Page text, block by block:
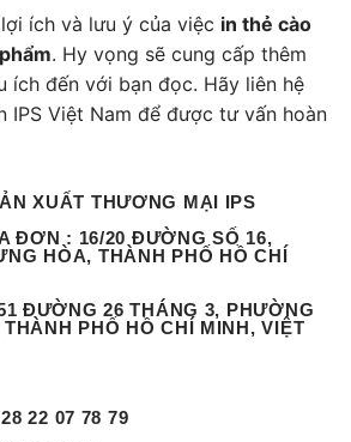
ích và lưu ý của việc in thẻ cào
. Hy vọng sẽ cung cấp thêm
ích đến với bạn đọc. Hãy liên hệ
IPS Việt Nam để được tư vấn hoàn
XUẤT THƯƠNG MẠI IPS
ĐƠN : 16/20 ĐƯỜNG SỐ 16,
HÒA, THÀNH PHỐ HỒ CHÍ
ĐƯỜNG 26 THÁNG 3, PHƯỜNG
PHỐ HỒ CHÍ MINH, VIỆT
22 07 78 79